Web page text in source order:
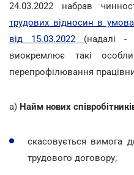
24.03.2022 набрав
трудових відносин в
від 15.03.2022 (надалі
виокремлює такі
перепрофілювання
a) Найм нових
скасовується вимога
трудового договору;